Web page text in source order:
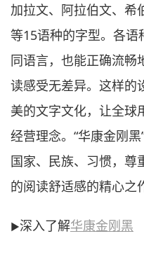
加拉文、阿拉伯文、希
等15语种的字型。各语
同语言，也能正确流畅
读感受无差异。这样的
美的文字文化，让全球
经营理念。“华康金刚
国家、民族、习惯，尊
的阅读舒适感的精心之
▶深入了解华康金刚黑